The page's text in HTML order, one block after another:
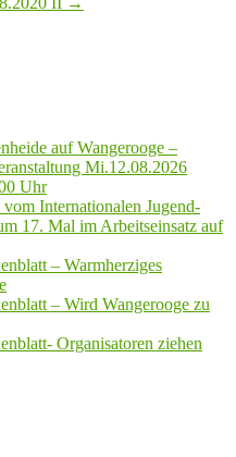
auf Wangerooge –
Mi.12.08.2026
Uhr
Internationalen Jugend-
17. Mal im Arbeitseinsatz auf
– Warmherziges
– Wird Wangerooge zu
Organisatoren ziehen